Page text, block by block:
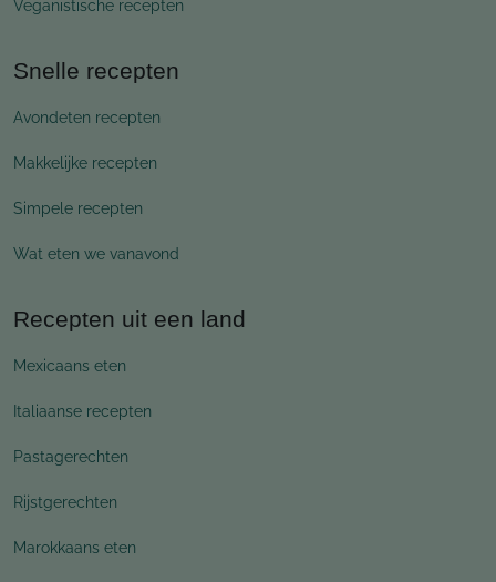
Veganistische recepten
Snelle recepten
Avondeten recepten
Makkelijke recepten
Simpele recepten
Wat eten we vanavond
Recepten uit een land
Mexicaans eten
Italiaanse recepten
Pastagerechten
Rijstgerechten
Marokkaans eten